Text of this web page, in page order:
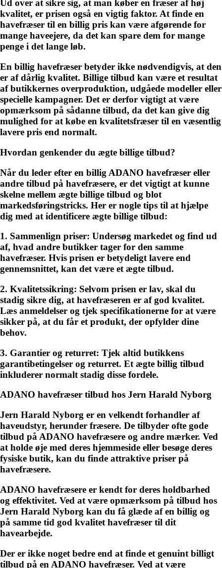
Ud over at sikre sig, at man køber en fræser af høj
kvalitet, er prisen også en vigtig faktor. At finde en
havefræser til en billig pris kan være afgørende for
mange haveejere, da det kan spare dem for mange
penge i det lange løb.
En billig havefræser betyder ikke nødvendigvis, at den
er af dårlig kvalitet. Billige tilbud kan være et resultat
af butikkernes overproduktion, udgåede modeller eller
specielle kampagner. Det er derfor vigtigt at være
opmærksom på sådanne tilbud, da det kan give dig
mulighed for at købe en kvalitetsfræser til en væsentlig
lavere pris end normalt.
Hvordan genkender du ægte billige tilbud?
Når du leder efter en billig ADANO havefræser eller
andre tilbud på havefræsere, er det vigtigt at kunne
skelne mellem ægte billige tilbud og blot
markedsføringstricks. Her er nogle tips til at hjælpe
dig med at identificere ægte billige tilbud:
1. Sammenlign priser: Undersøg markedet og find ud
af, hvad andre butikker tager for den samme
havefræser. Hvis prisen er betydeligt lavere end
gennemsnittet, kan det være et ægte tilbud.
2. Kvalitetssikring: Selvom prisen er lav, skal du
stadig sikre dig, at havefræseren er af god kvalitet.
Læs anmeldelser og tjek specifikationerne for at være
sikker på, at du får et produkt, der opfylder dine
behov.
3. Garantier og returret: Tjek altid butikkens
garantibetingelser og returret. Et ægte billig tilbud
inkluderer normalt stadig disse fordele.
ADANO havefræser tilbud hos Jern Harald Nyborg
Jern Harald Nyborg er en velkendt forhandler af
haveudstyr, herunder fræsere. De tilbyder ofte gode
tilbud på ADANO havefræsere og andre mærker. Ved
at holde øje med deres hjemmeside eller besøge deres
fysiske butik, kan du finde attraktive priser på
havefræsere.
ADANO havefræsere er kendt for deres holdbarhed
og effektivitet. Ved at være opmærksom på tilbud hos
Jern Harald Nyborg kan du få glæde af en billig og
på samme tid god kvalitet havefræser til dit
havearbejde.
Der er ikke noget bedre end at finde et genuint billigt
tilbud på en ADANO havefræser. Ved at være